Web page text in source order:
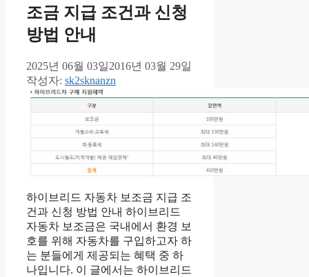
조금 지급 조건과 신청
방법 안내
2025년 06월 03일2016년 03월 29일
작성자: sk2sknanzn
하이브리드 자동차 보조금 지급 조
건과 신청 방법 안내 하이브리드
자동차 보조금은 국내에서 환경 보
호를 위해 자동차를 구입하고자 하
는 분들에게 제공되는 혜택 중 하
나입니다. 이 글에서는 하이브리드